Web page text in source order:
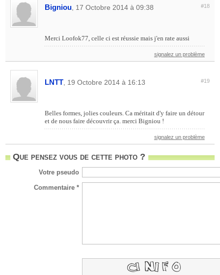
Bigniou , 17 Octobre 2014 à 09:38 #18
Merci Loofok77, celle ci est réussie mais j'en rate aussi
signalez un problème
LNTT , 19 Octobre 2014 à 16:13 #19
Belles formes, jolies couleurs. Ca méritait d'y faire un détour
et de nous faire découvrir ça. merci Bigniou !
signalez un problème
Que pensez vous de cette photo ?
Votre pseudo
Commentaire *